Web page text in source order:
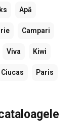
Apă
Campari
Viva Kiwi
Ciucas Paris